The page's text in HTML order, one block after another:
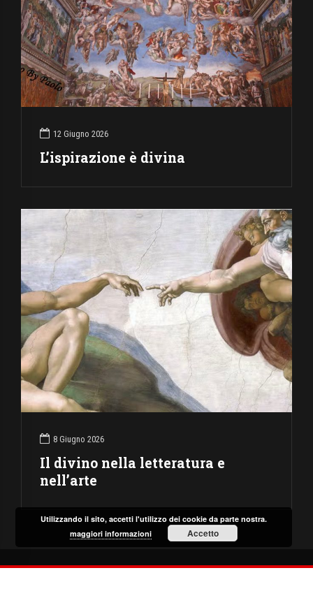
12 Giugno 2026
L’ispirazione è divina
8 Giugno 2026
Il divino nella letteratura e
nell’arte
Utilizzando il sito, accetti l'utilizzo dei cookie da parte nostra.
maggiori informazioni
Accetto